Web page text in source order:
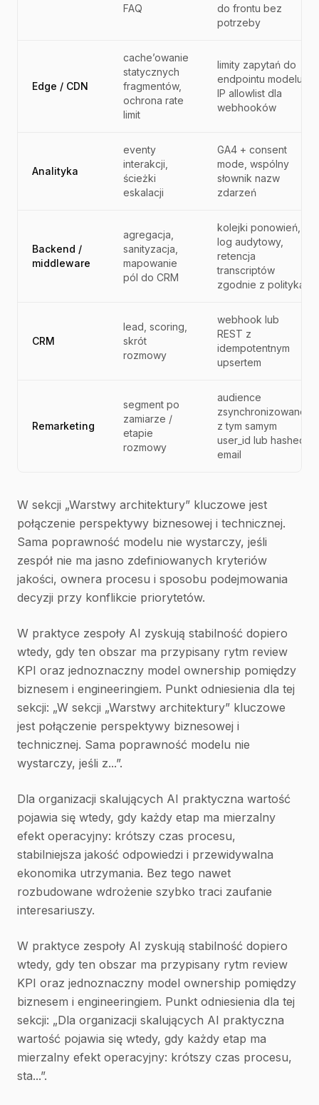
FAQ
do frontu bez
potrzeby
Edge / CDN
cache’owanie
statycznych
fragmentów,
ochrona rate
limit
limity zapytań do
endpointu modelu,
IP allowlist dla
webhooków
Analityka
eventy
interakcji,
ścieżki
eskalacji
GA4 + consent
mode, wspólny
słownik nazw
zdarzeń
Backend /
middleware
agregacja,
sanityzacja,
mapowanie
pól do CRM
kolejki ponowień,
log audytowy,
retencja
transcriptów
zgodnie z polityką
CRM
lead, scoring,
skrót
rozmowy
webhook lub
REST z
idempotentnym
upsertem
Remarketing
segment po
zamiarze /
etapie
rozmowy
audience
zsynchronizowane
z tym samym
user_id lub hashed
email
W sekcji „Warstwy architektury” kluczowe jest
połączenie perspektywy biznesowej i technicznej.
Sama poprawność modelu nie wystarczy, jeśli
zespół nie ma jasno zdefiniowanych kryteriów
jakości, ownera procesu i sposobu podejmowania
decyzji przy konflikcie priorytetów.
W praktyce zespoły AI zyskują stabilność dopiero
wtedy, gdy ten obszar ma przypisany rytm review
KPI oraz jednoznaczny model ownership pomiędzy
biznesem i engineeringiem. Punkt odniesienia dla tej
sekcji: „W sekcji „Warstwy architektury” kluczowe
jest połączenie perspektywy biznesowej i
technicznej. Sama poprawność modelu nie
wystarczy, jeśli z...”.
Dla organizacji skalujących AI praktyczna wartość
pojawia się wtedy, gdy każdy etap ma mierzalny
efekt operacyjny: krótszy czas procesu,
stabilniejsza jakość odpowiedzi i przewidywalna
ekonomika utrzymania. Bez tego nawet
rozbudowane wdrożenie szybko traci zaufanie
interesariuszy.
W praktyce zespoły AI zyskują stabilność dopiero
wtedy, gdy ten obszar ma przypisany rytm review
KPI oraz jednoznaczny model ownership pomiędzy
biznesem i engineeringiem. Punkt odniesienia dla tej
sekcji: „Dla organizacji skalujących AI praktyczna
wartość pojawia się wtedy, gdy każdy etap ma
mierzalny efekt operacyjny: krótszy czas procesu,
sta...”.